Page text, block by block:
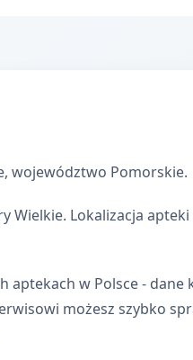
województwo Pomorskie.
Wielkie. Lokalizacja
aptekach w Polsce -
możesz szybko